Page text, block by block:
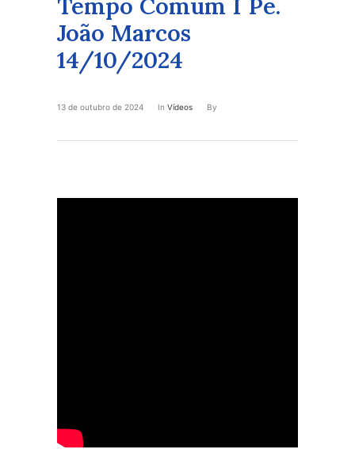
Tempo Comum I Pe.
João Marcos
14/10/2024
13 de outubro de 2024 In Vídeos By